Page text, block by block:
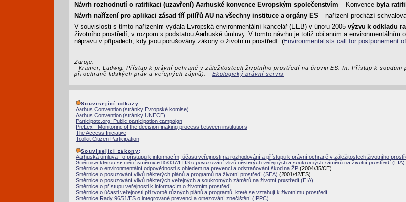
Návrh rozhodnutí o ratifikaci (uzavření) Aarhuské konvence Evropským společenstvím – Konvence byla
Návrh nařízení pro aplikaci zásad tří pilířů AU na všechny instituce a orgány ES – nařízení prochází
V souvislosti s tímto nařízením vydala Evropská environmentální kancelář (EEB) v únoru 2005 výzvu k odkladu
životního prostředí, v rozporu s podstatou Aarhuské úmluvy. V tomto návrhu je totiž občanům a
nápravu v případech, kdy jsou porušovány zákony o životním prostředí. (Environmentalists call for postponement
Zdroje:
- Krämer, Ludwig: Přístup k právní ochraně v záležitostech životního prostředí na úrovni ES. In: Přístup k
při ochraně lidských práv a veřejných zájmů). - Ekologický právní servis
Související odkazy:
Aarhus Convention (stránky Evropské komise)
Aarhus Convention (stránky UNECE)
Participate.org: Public participation campaign
PreLex - Monitoring of the decision-making process between institutions
The Access Iniciative
Toolkit Citizen Participation
Související zákony:
Aarhuská úmluva - o přístupu k informacím, účasti veřejnosti na rozhodování a přístupu k právní ochraně v záležitostech životního
Směrnice kterou se mění směrnice 85/337/EHS o posuzování vlivů některých veřejných a soukromých záměrů na životní prostředí (EIA)
Směrnice o environmentální odpovědnosti s ohledem na prevenci a odstraňování škod na ŽP (2004/35/CE)
Směrnice o posuzování vlivů některých plánů a programů na životní prostředí (SEA) (2001/42/ES)
Směrnice o posuzování vlivů některých veřejných a soukromých záměrů na životní prostředí (EIA)
Směrnice o přístupu veřejnosti k informacím o životním prostředí
Směrnice o účasti veřejnosti při tvorbě různých plánů a programů, které se vztahují k životnímu prostředí
Směrnice Rady 96/61/ES o integrované prevenci a omezování znečištění (IPPC)